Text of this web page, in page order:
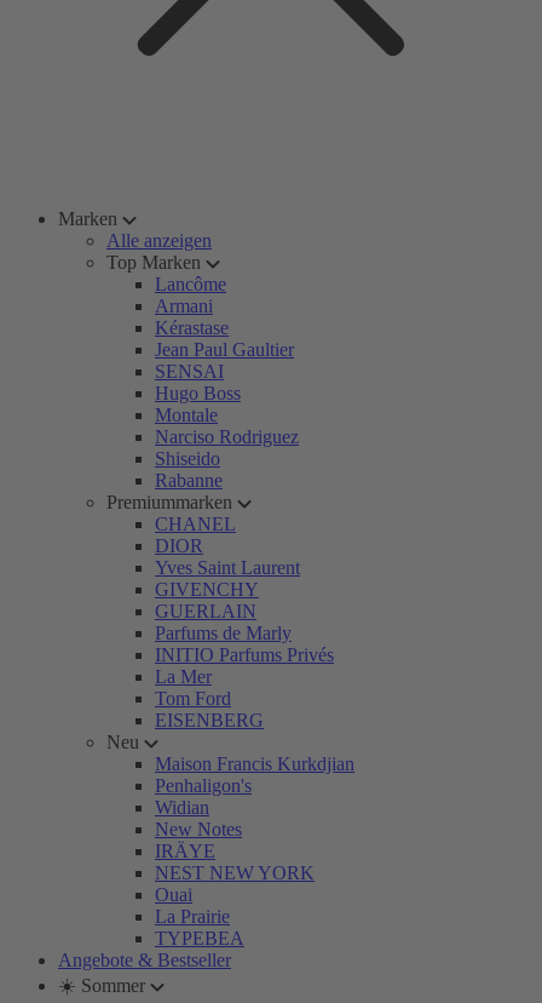
Marken
Alle anzeigen
Top Marken
Lancôme
Armani
Kérastase
Jean Paul Gaultier
SENSAI
Hugo Boss
Montale
Narciso Rodriguez
Shiseido
Rabanne
Premiummarken
CHANEL
DIOR
Yves Saint Laurent
GIVENCHY
GUERLAIN
Parfums de Marly
INITIO Parfums Privés
La Mer
Tom Ford
EISENBERG
Neu
Maison Francis Kurkdjian
Penhaligon's
Widian
New Notes
IRÄYE
NEST NEW YORK
Ouai
La Prairie
TYPEBEA
Angebote & Bestseller
☀️ Sommer